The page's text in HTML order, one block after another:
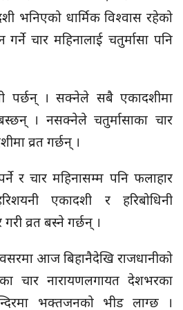
भनिएको धार्मिक विश्वास रहेको
चार महिनालाई चतुर्मासा पनि
पर्छन् । सक्नेले सबै एकादशीमा
। नसक्नेले चतुर्मासाका चार
व्रत गर्छन् ।
र चार महिनासम्म पनि फलाहार
एकादशी र हरिबोधिनी
व्रत बस्ने गर्छन् ।
आज बिहानैदेखि राजधानीको
चार नारायणलगायत देशभरका
भक्तजनको भीड लाग्छ ।